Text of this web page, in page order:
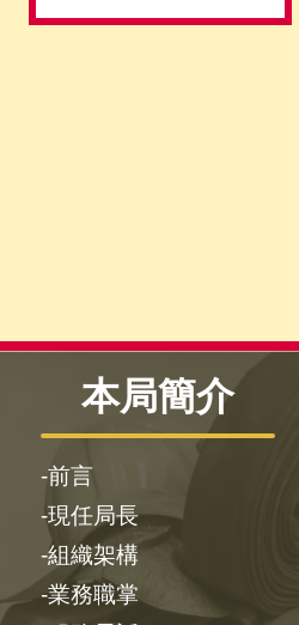
本局簡介
前言
現任局長
組織架構
業務職掌